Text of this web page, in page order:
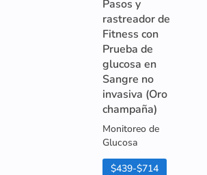
Pasos y
rastreador de
Fitness con
Prueba de
glucosa en
Sangre no
invasiva (Oro
champaña)
Monitoreo de
Glucosa
$439-$714